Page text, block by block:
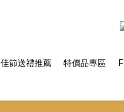
佳節送禮推薦 特價品專區